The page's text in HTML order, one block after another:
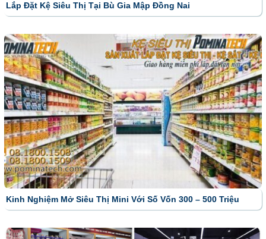
Lắp Đặt Kệ Siêu Thị Tại Bù Gia Mập Đồng Nai
Kinh Nghiệm Mở Siêu Thị Mini Với Số Vốn 300 – 500 Triệu